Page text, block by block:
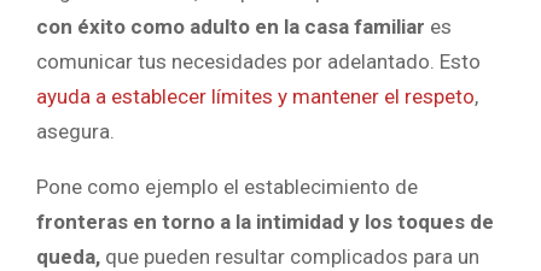
con éxito como adulto en la casa familiar es
comunicar tus necesidades por adelantado. Esto
ayuda a establecer límites y mantener el respeto,
asegura.
Pone como ejemplo el establecimiento de
fronteras en torno a la intimidad y los toques de
queda, que pueden resultar complicados para un